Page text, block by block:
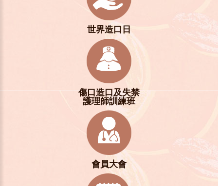
世界造口日
傷口造口及失禁
護理師訓練班
會員大會